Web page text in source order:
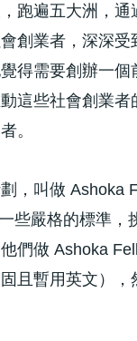
跑遍五大洲，通
創業者，深深受
得需要創辦一個
這些社會創業者
。
，叫做 Ashoka
些嚴格的標準，
們做 Ashoka
且暫用英文），